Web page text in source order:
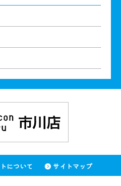
について サイトマップ